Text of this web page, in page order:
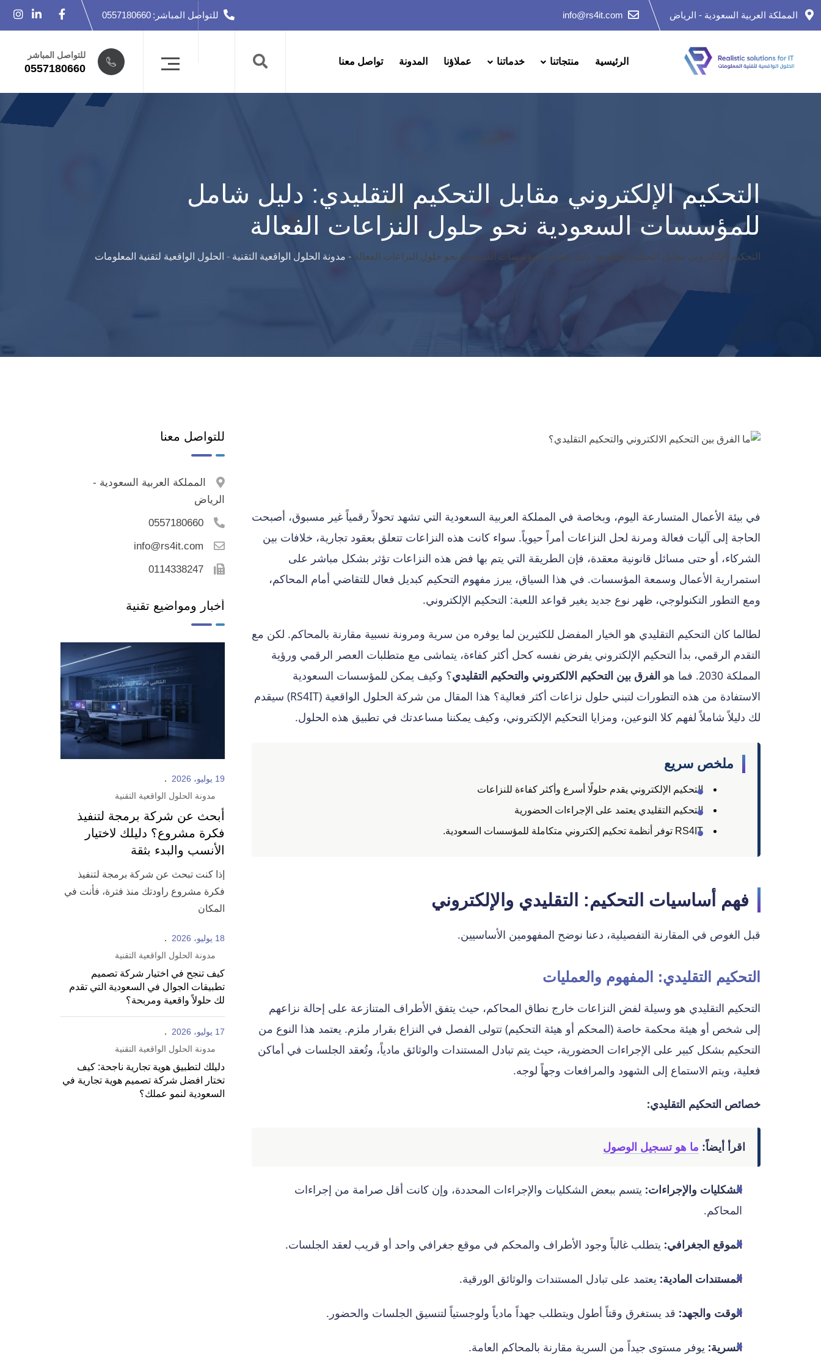
Skip
المملكة العربية السعودية - الرياض info@rs4it.com للتواصل المباشر: 0557180660
الرئيسية منتجاتنا خدماتنا عملاؤنا المدونة تواصل معنا
للتواصل المباشر
0557180660
التحكيم الإلكتروني مقابل التحكيم التقليدي: دليل شامل
للمؤسسات السعودية نحو حلول النزاعات الفعالة
التحكيم الإلكتروني مقابل التحكيم التقليدي: دليل شامل للمؤسسات السعودية نحو حلول النزاعات الفعالة - مدونة الحلول الواقعية التقنية - الحلول الواقعية لتقنية المعلومات
في بيئة الأعمال المتسارعة اليوم، وبخاصة في المملكة العربية السعودية التي تشهد تحولاً رقمياً غير مسبوق، أصبحت
الحاجة إلى آليات فعالة ومرنة لحل النزاعات أمراً حيوياً. سواء كانت هذه النزاعات تتعلق بعقود تجارية، خلافات بين
الشركاء، أو حتى مسائل قانونية معقدة، فإن الطريقة التي يتم بها فض هذه النزاعات تؤثر بشكل مباشر على
استمرارية الأعمال وسمعة المؤسسات. في هذا السياق، يبرز مفهوم التحكيم كبديل فعال للتقاضي أمام المحاكم،
ومع التطور التكنولوجي، ظهر نوع جديد يغير قواعد اللعبة: التحكيم الإلكتروني.
لطالما كان التحكيم التقليدي هو الخيار المفضل للكثيرين لما يوفره من سرية ومرونة نسبية مقارنة بالمحاكم. لكن مع
التقدم الرقمي، بدأ التحكيم الإلكتروني يفرض نفسه كحل أكثر كفاءة، يتماشى مع متطلبات العصر الرقمي ورؤية
المملكة 2030. فما هو
الفرق بين التحكيم الالكتروني والتحكيم التقليدي؟ وكيف يمكن للمؤسسات السعودية
الاستفادة من هذه التطورات لتبني حلول نزاعات أكثر فعالية؟ هذا المقال من شركة الحلول الواقعية (RS4IT) سيقدم
لك دليلاً شاملاً لفهم كلا النوعين، ومزايا التحكيم الإلكتروني، وكيف يمكننا مساعدتك في تطبيق هذه الحلول.
ملخص سريع
التحكيم الإلكتروني يقدم حلولًا أسرع وأكثر كفاءة للنزاعات
التحكيم التقليدي يعتمد على الإجراءات الحضورية
RS4IT توفر أنظمة تحكيم إلكتروني متكاملة للمؤسسات السعودية.
فهم أساسيات التحكيم: التقليدي والإلكتروني
قبل الغوص في المقارنة التفصيلية، دعنا نوضح المفهومين الأساسيين.
التحكيم التقليدي: المفهوم والعمليات
التحكيم التقليدي هو وسيلة لفض النزاعات خارج نطاق المحاكم، حيث يتفق الأطراف المتنازعة على إحالة نزاعهم
إلى شخص أو هيئة محكمة خاصة (المحكم أو هيئة التحكيم) تتولى الفصل في النزاع بقرار ملزم. يعتمد هذا النوع من
التحكيم بشكل كبير على الإجراءات الحضورية، حيث يتم تبادل المستندات والوثائق مادياً، وتُعقد الجلسات في أماكن
فعلية، ويتم الاستماع إلى الشهود والمرافعات وجهاً لوجه.
خصائص التحكيم التقليدي:
اقرأ أيضاً: ما هو تسجيل الوصول
الشكليات والإجراءات: يتسم ببعض الشكليات والإجراءات المحددة، وإن كانت أقل صرامة من إجراءات
المحاكم.
الموقع الجغرافي: يتطلب غالباً وجود الأطراف والمحكم في موقع جغرافي واحد أو قريب لعقد الجلسات.
المستندات المادية: يعتمد على تبادل المستندات والوثائق الورقية.
الوقت والجهد: قد يستغرق وقتاً أطول ويتطلب جهداً مادياً ولوجستياً لتنسيق الجلسات والحضور.
السرية: يوفر مستوى جيداً من السرية مقارنة بالمحاكم العامة.
للتواصل معنا
المملكة العربية السعودية -
الرياض
0557180660
info@rs4it.com
0114338247
أخبار ومواضيع تقنية
19 يوليو، 2026
مدونة الحلول الواقعية التقنية
أبحث عن شركة برمجة لتنفيذ
فكرة مشروع؟ دليلك لاختيار
الأنسب والبدء بثقة
إذا كنت تبحث عن شركة برمجة لتنفيذ
فكرة مشروع راودتك منذ فترة، فأنت في
المكان
18 يوليو، 2026
مدونة الحلول الواقعية التقنية
كيف تنجح في اختيار شركة تصميم
تطبيقات الجوال في السعودية التي تقدم
لك حلولاً واقعية ومربحة؟
17 يوليو، 2026
مدونة الحلول الواقعية التقنية
دليلك لتطبيق هوية تجارية ناجحة: كيف
تختار افضل شركة تصميم هوية تجارية في
السعودية لنمو عملك؟